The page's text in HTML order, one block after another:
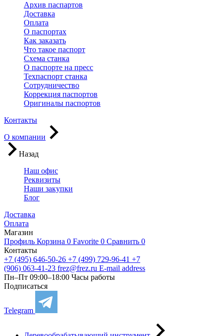
Архив паспартов
Доставка
Оплата
О паспортах
Как заказать
Что такое паспорт
Схема станка
О паспорте на пресс
Техпаспорт станка
Сотрудничество
Коррекция паспортов
Оригиналы паспортов
Контакты
О компании
Назад
Наш офис
Реквизиты
Наши закупки
Блог
Доставка
Оплата
Магазин
Профиль Корзина 0 Favorite 0 Сравнить 0
Контакты
+7 (495) 646-50-26 +7 (499) 729-96-41 +7
(906) 063-41-23 frez@frez.ru E-mail address
Пн–Пт 09:00–18:00 Часы работы
Подписаться
Telegram